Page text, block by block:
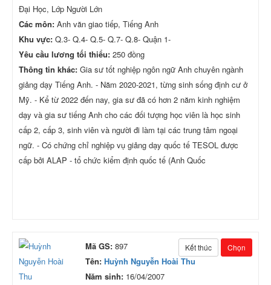
Đại Học, Lớp Người Lớn
Các môn: Anh văn giao tiếp, Tiếng Anh
Khu vực: Q.3- Q.4- Q.5- Q.7- Q.8- Quận 1-
Yêu cầu lương tối thiểu: 250 đồng
Thông tin khác: Gia sư tốt nghiệp ngôn ngữ Anh chuyên ngành
giảng dạy Tiếng Anh. - Năm 2020-2021, từng sinh sống định cư ở
Mỹ. - Kể từ 2022 đến nay, gia sư đã có hơn 2 năm kinh nghiệm
dạy và gia sư tiếng Anh cho các đối tượng học viên là học sinh
cấp 2, cấp 3, sinh viên và người đi làm tại các trung tâm ngoại
ngữ. - Có chứng chỉ nghiệp vụ giảng dạy quốc tế TESOL được
cấp bởi ALAP - tổ chức kiểm định quốc tế (Anh Quốc
Kết thúc Chọn
Mã GS: 897
Tên: Huỳnh Nguyễn Hoài Thu
Năm sinh: 16/04/2007